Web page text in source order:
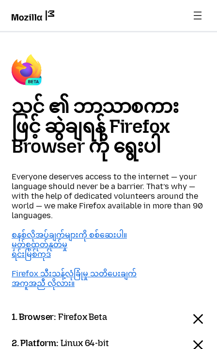
သင် ၏ ဘာသာစကား
ဖြင့် ဆွဲချရန် Firefox
Browser ကို ရွေးပါ
Everyone deserves access to the internet — your
language should never be a barrier. That’s why —
with the help of dedicated volunteers around the
world — we make Firefox available in more than 90
languages.
စနစ်လိုအပ်ချက်များကို စစ်ဆေးပါ။
မှတ်စုထုတ်နုတ်မှု
ရင်းမြစ်ကုဒ်
Firefox သီးသန့်လုံခြုံမှု သတိပေးချက်
အကူအညီ လိုလား။
1. Browser: Firefox Beta
2. Platform: Linux 64-bit